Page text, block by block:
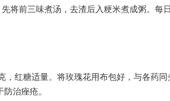
将前三味煮汤，去渣后入粳米煮成粥。每
，红糖适量。将玫瑰花用布包好，与各药
治痤疮。